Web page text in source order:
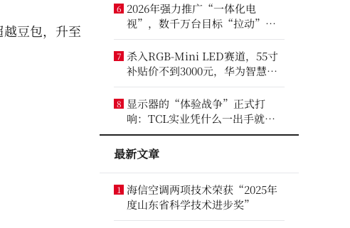
豆包，升至
6 2026年强力推广“一体化电
视”，数千万台目标“拉动”彩
电业？
7 杀入RGB-Mini LED赛道，55寸
补贴价不到3000元，华为智慧屏
要“走量”？
8 显示器的“体验战争”正式打
响：TCL实业凭什么一出手就定
义了三条赛道？
最新文章
1 海信空调两项技术荣获“2025年
度山东省科学技术进步奖”